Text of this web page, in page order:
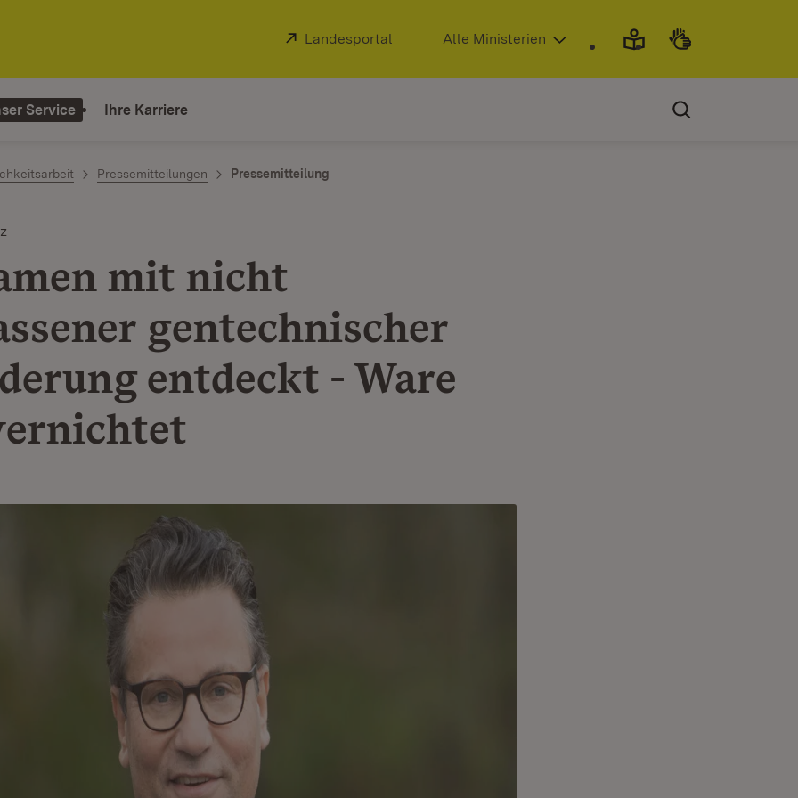
Extern:
Landesportal (Öffnet in neuem Fenster)
Alle Ministerien
Service Ihre Karriere
Pressemitteilungen Pressemitteilung
mit nicht
gentechnischer
entdeckt - Ware